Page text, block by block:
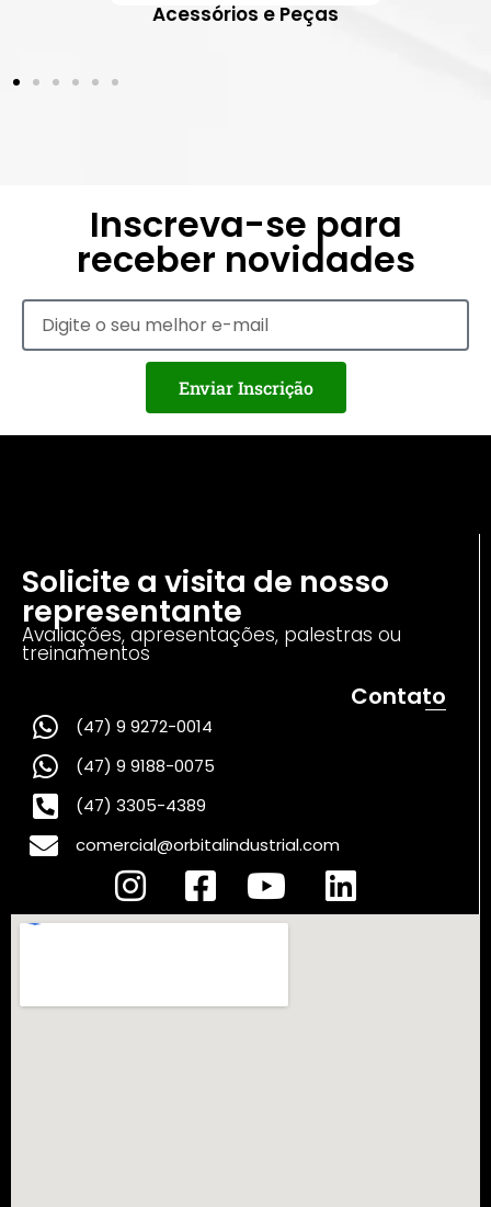
Acessórios e Peças
Inscreva-se para
receber novidades
Enviar Inscrição
Solicite a visita de nosso
representante
Avaliações, apresentações, palestras ou
treinamentos
Contato
(47) 9 9272-0014
(47) 9 9188-0075
(47) 3305-4389
comercial@orbitalindustrial.com